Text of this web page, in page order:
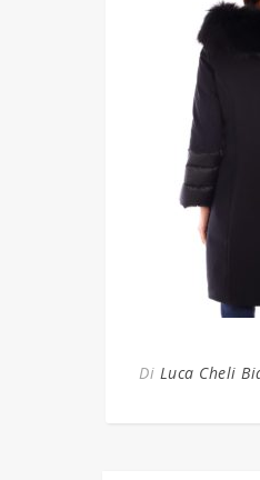
Di Luca Cheli